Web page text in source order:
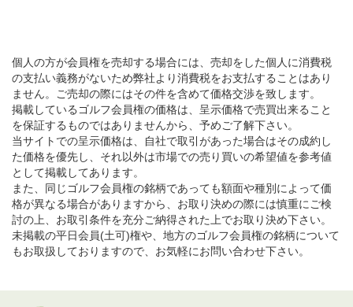
個人の方が会員権を売却する場合には、売却をした個人に消費税
の支払い義務がないため弊社より消費税をお支払することはあり
ません。ご売却の際にはその件を含めて価格交渉を致します。
掲載しているゴルフ会員権の価格は、呈示価格で売買出来ること
を保証するものではありませんから、予めご了解下さい。
当サイトでの呈示価格は、自社で取引があった場合はその成約し
た価格を優先し、それ以外は市場での売り買いの希望値を参考値
として掲載してあります。
また、同じゴルフ会員権の銘柄であっても額面や種別によって価
格が異なる場合がありますから、お取り決めの際には慎重にご検
討の上、お取引条件を充分ご納得された上でお取り決め下さい。
未掲載の平日会員(土可)権や、地方のゴルフ会員権の銘柄について
もお取扱しておりますので、お気軽にお問い合わせ下さい。